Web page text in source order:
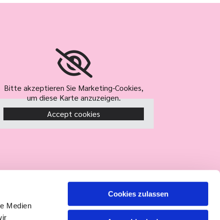
Medien
Cookies zulassen
Bitte akzeptieren Sie Marketing-Cookies,
um diese Karte anzuzeigen.
Accept cookies